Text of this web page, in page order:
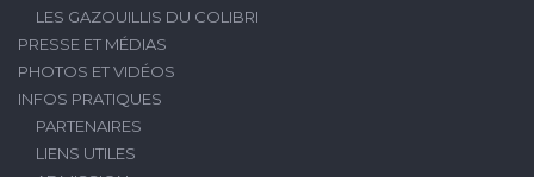
LES GAZOUILLIS DU COLIBRI
PRESSE ET MÉDIAS
PHOTOS ET VIDÉOS
INFOS PRATIQUES
PARTENAIRES
LIENS UTILES